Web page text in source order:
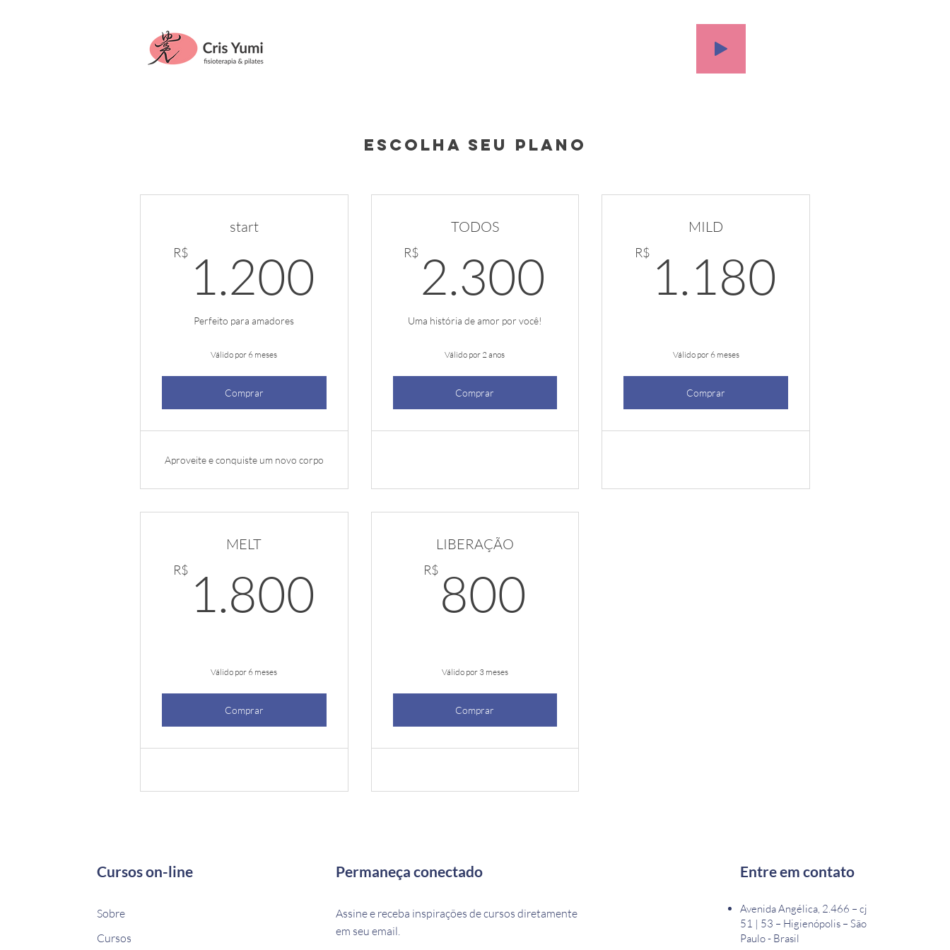
Escolha seu plano
start
R$ 1.200 1.200R$
Perfeito para amadores
Válido por 6 meses
Comprar
Aproveite e conquiste um novo corpo
TODOS
R$ 2.300 2.300R$
Uma história de amor por você!
Válido por 2 anos
Comprar
MILD
R$ 1.180
Válido por 6 meses
Comprar
MELT
R$ 1.800 1.800R$
Válido por 6 meses
Comprar
LIBERAÇÃO
R$ 800
Válido por 3 meses
Comprar
Cursos on-line
Sobre
Cursos
Permaneça conectado
Assine e receba inspirações de cursos diretamente
em seu email.
Entre em contato
Avenida Angélica, 2.466 – cj
51 | 53 – Higienópolis – São
Paulo - Brasil